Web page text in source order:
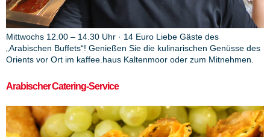
Mittwochs 12.00 – 14.30 Uhr · 14 Euro Liebe Gäste des
„Arabischen Buffets“! Genießen Sie die kulinarischen Genüsse des
Orients vor Ort im kaffee.haus Kaltenmoor oder zum Mitnehmen.
Arabischer Catering-Service